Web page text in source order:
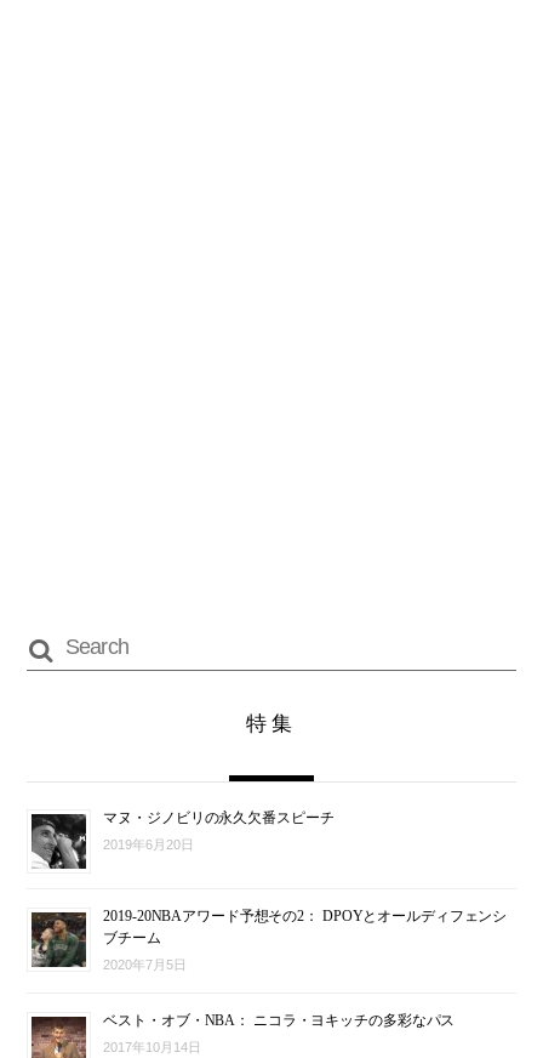
特集
マヌ・ジノビリの永久欠番スピーチ
2019年6月20日
2019-20NBAアワード予想その2： DPOYとオールディフェンシ
ブチーム
2020年7月5日
ベスト・オブ・NBA： ニコラ・ヨキッチの多彩なパス
2017年10月14日